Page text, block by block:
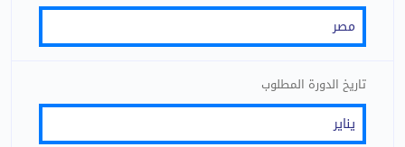
تاريخ الدورة المطلوب